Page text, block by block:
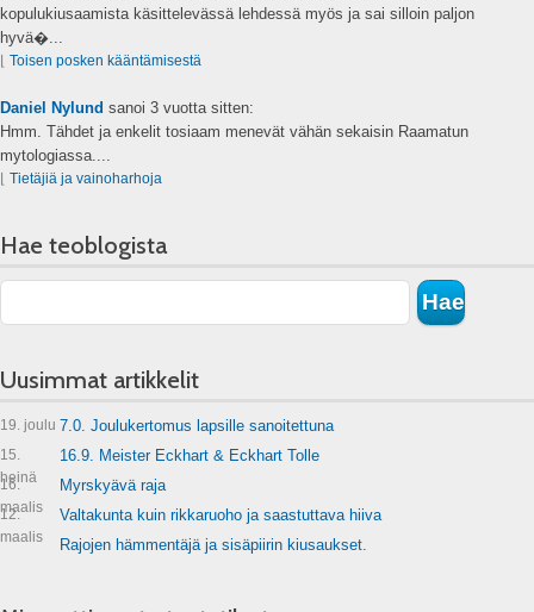
kopulukiusaamista käsittelevässä lehdessä myös ja sai silloin paljon
hyvä�...
Toisen posken kääntämisestä
Daniel Nylund sanoi 3 vuotta sitten:
Hmm. Tähdet ja enkelit tosiaam menevät vähän sekaisin Raamatun
mytologiassa....
Tietäjiä ja vainoharhoja
Hae teoblogista
Uusimmat artikkelit
19. joulu 7.0. Joulukertomus lapsille sanoitettuna
15.
heinä
16.9. Meister Eckhart & Eckhart Tolle
16.
maalis
Myrskyävä raja
12.
maalis
Valtakunta kuin rikkaruoho ja saastuttava hiiva
Rajojen hämmentäjä ja sisäpiirin kiusaukset.